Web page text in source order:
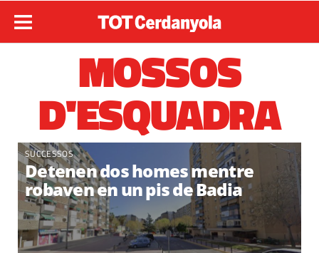
MOSSOS
D'ESQUADRA
SUCCESSOS
Detenen dos homes mentre
robaven en un pis de Badia